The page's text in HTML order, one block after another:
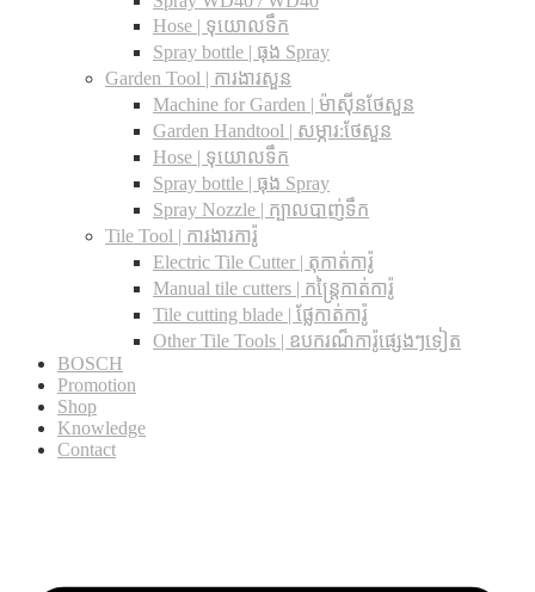
Hose | ទុយោលទឹក
Spray bottle | ធុង Spray
Garden Tool | ការងារសួន
Machine for Garden | ម៉ាស៊ីនថែសួន
Garden Handtool | សម្ភារ:ថែសួន
Hose | ទុយោលទឹក
Spray bottle | ធុង Spray
Spray Nozzle | ក្បាលបាញ់ទឹក
Tile Tool | ការងារការ៉ូ
Electric Tile Cutter | តុកាត់ការ៉ូ
Manual tile cutters | កន្ត្រៃកាត់ការ៉ូ
Tile cutting blade | ផ្លែកាត់ការ៉ូ
Other Tile Tools | ឧបករណ៏ការ៉ូផ្សេងៗទៀត
BOSCH
Promotion
Shop
Knowledge
Contact